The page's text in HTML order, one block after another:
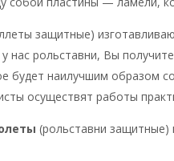
защитные)
у нас рольставни, Вы
будет наилучшим образом
осуществят работы
(рольставни